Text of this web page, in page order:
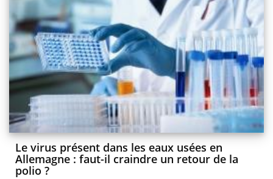
Le virus présent dans les eaux usées en
Allemagne : faut-il craindre un retour de la
polio ?